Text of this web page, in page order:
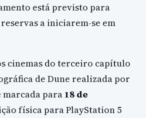
está previsto para
a iniciarem-se em
cinemas do terceiro capítulo
de Dune realizada por
marcada para 18 de
física para PlayStation 5